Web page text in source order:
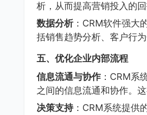
析，从而提高营销投入的回
数据分析：CRM软件强大
括销售趋势分析、客户行
五、优化企业内部流程
信息流通与协作：CRM系
之间的信息流通和协作。
决策支持：CRM系统提供